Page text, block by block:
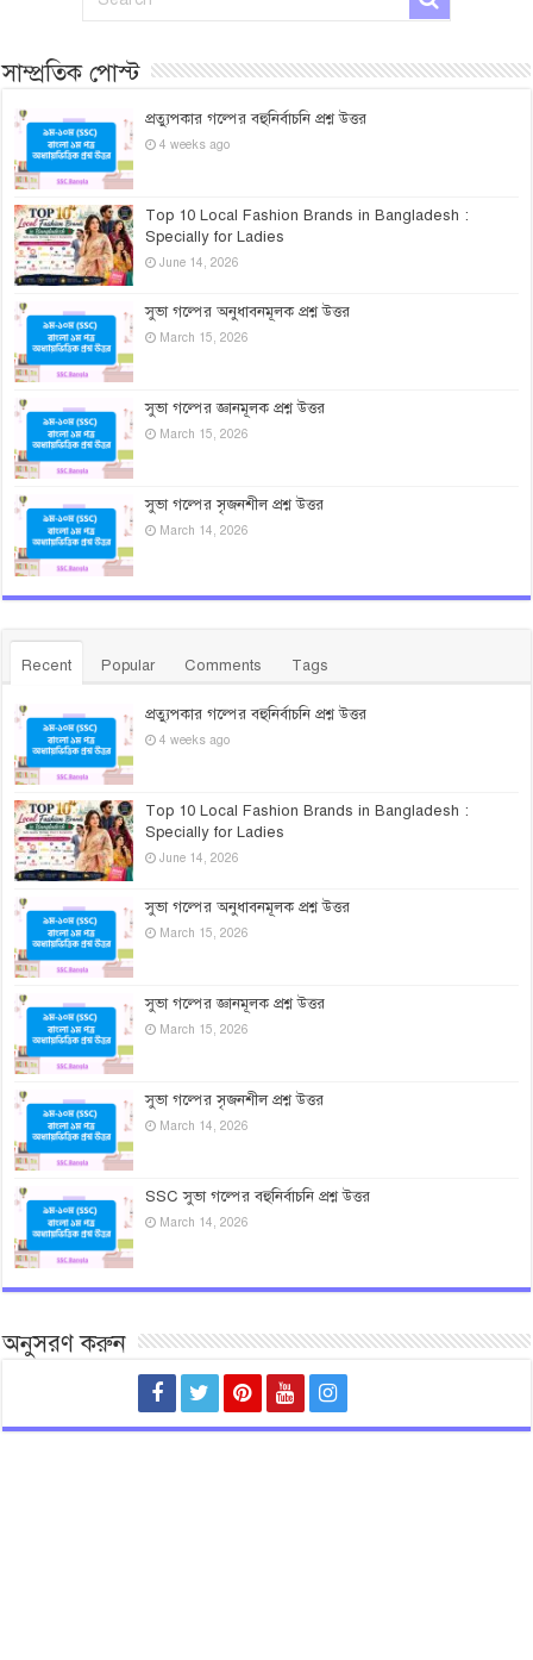
সাম্প্রতিক পোস্ট
প্রত্যুপকার গল্পের বহুনির্বাচনি প্রশ্ন উত্তর
4 weeks ago
Top 10 Local Fashion Brands in Bangladesh :
Specially for Ladies
June 14, 2026
সুভা গল্পের অনুধাবনমূলক প্রশ্ন উত্তর
March 15, 2026
সুভা গল্পের জ্ঞানমূলক প্রশ্ন উত্তর
March 15, 2026
সুভা গল্পের সৃজনশীল প্রশ্ন উত্তর
March 14, 2026
Recent Popular Comments Tags
প্রত্যুপকার গল্পের বহুনির্বাচনি প্রশ্ন উত্তর
4 weeks ago
Top 10 Local Fashion Brands in Bangladesh :
Specially for Ladies
June 14, 2026
সুভা গল্পের অনুধাবনমূলক প্রশ্ন উত্তর
March 15, 2026
সুভা গল্পের জ্ঞানমূলক প্রশ্ন উত্তর
March 15, 2026
সুভা গল্পের সৃজনশীল প্রশ্ন উত্তর
March 14, 2026
SSC সুভা গল্পের বহুনির্বাচনি প্রশ্ন উত্তর
March 14, 2026
অনুসরণ করুন